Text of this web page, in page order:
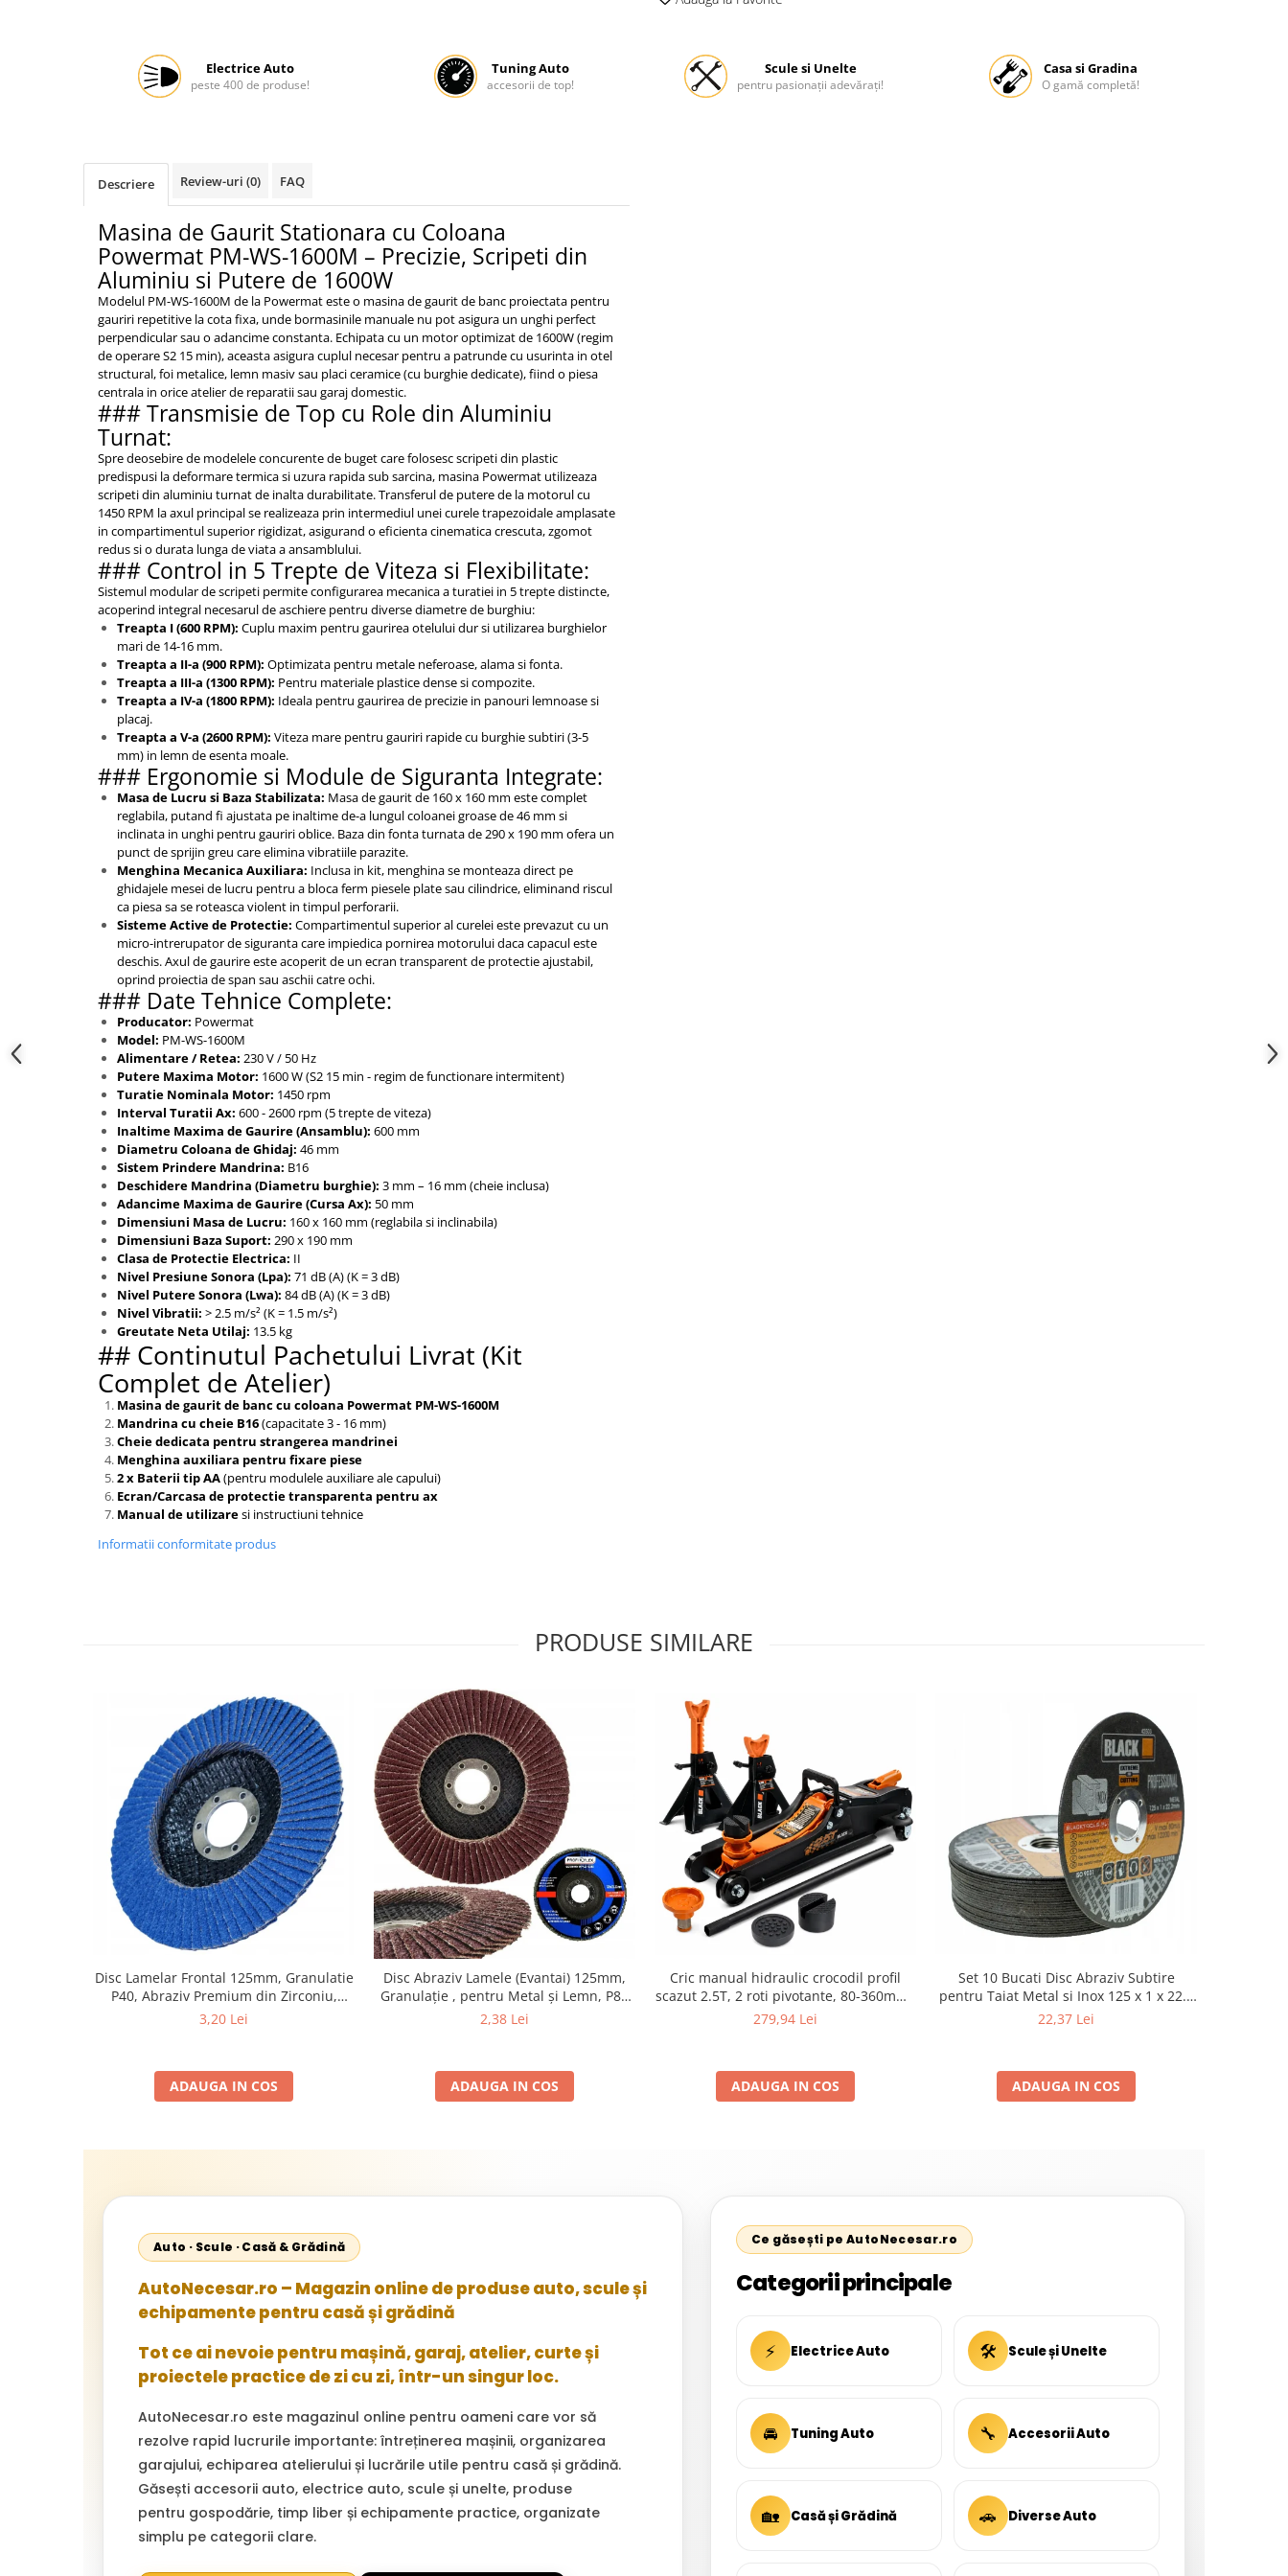
Tunuri de caldura si aeroteme
Utilaje constructie
Electrice Auto
peste 400 de produse!
Tuning Auto
accesorii de top!
Scule si Unelte
pentru pasionații adevărați!
Casa si Gradina
O gamă completă!
Descriere Review-uri (0) FAQ
Masina de Gaurit Stationara cu Coloana
Powermat PM-WS-1600M – Precizie, Scripeti din
Aluminiu si Putere de 1600W
Modelul PM-WS-1600M de la Powermat este o masina de gaurit de banc proiectata pentru
gauriri repetitive la cota fixa, unde bormasinile manuale nu pot asigura un unghi perfect
perpendicular sau o adancime constanta. Echipata cu un motor optimizat de 1600W (regim
de operare S2 15 min), aceasta asigura cuplul necesar pentru a patrunde cu usurinta in otel
structural, foi metalice, lemn masiv sau placi ceramice (cu burghie dedicate), fiind o piesa
centrala in orice atelier de reparatii sau garaj domestic.
### Transmisie de Top cu Role din Aluminiu
Turnat:
Spre deosebire de modelele concurente de buget care folosesc scripeti din plastic
predispusi la deformare termica si uzura rapida sub sarcina, masina Powermat utilizeaza
scripeti din aluminiu turnat de inalta durabilitate. Transferul de putere de la motorul cu
1450 RPM la axul principal se realizeaza prin intermediul unei curele trapezoidale amplasate
in compartimentul superior rigidizat, asigurand o eficienta cinematica crescuta, zgomot
redus si o durata lunga de viata a ansamblului.
### Control in 5 Trepte de Viteza si Flexibilitate:
Sistemul modular de scripeti permite configurarea mecanica a turatiei in 5 trepte distincte,
acoperind integral necesarul de aschiere pentru diverse diametre de burghiu:
Treapta I (600 RPM): Cuplu maxim pentru gaurirea otelului dur si utilizarea burghielor
mari de 14-16 mm.
Treapta a II-a (900 RPM): Optimizata pentru metale neferoase, alama si fonta.
Treapta a III-a (1300 RPM): Pentru materiale plastice dense si compozite.
Treapta a IV-a (1800 RPM): Ideala pentru gaurirea de precizie in panouri lemnoase si
placaj.
Treapta a V-a (2600 RPM): Viteza mare pentru gauriri rapide cu burghie subtiri (3-5
mm) in lemn de esenta moale.
### Ergonomie si Module de Siguranta Integrate:
Masa de Lucru si Baza Stabilizata: Masa de gaurit de 160 x 160 mm este complet
reglabila, putand fi ajustata pe inaltime de-a lungul coloanei groase de 46 mm si
inclinata in unghi pentru gauriri oblice. Baza din fonta turnata de 290 x 190 mm ofera un
punct de sprijin greu care elimina vibratiile parazite.
Menghina Mecanica Auxiliara: Inclusa in kit, menghina se monteaza direct pe
ghidajele mesei de lucru pentru a bloca ferm piesele plate sau cilindrice, eliminand riscul
ca piesa sa se roteasca violent in timpul perforarii.
Sisteme Active de Protectie: Compartimentul superior al curelei este prevazut cu un
micro-intrerupator de siguranta care impiedica pornirea motorului daca capacul este
deschis. Axul de gaurire este acoperit de un ecran transparent de protectie ajustabil,
oprind proiectia de span sau aschii catre ochi.
### Date Tehnice Complete:
Producator: Powermat
Model: PM-WS-1600M
Alimentare / Retea: 230 V / 50 Hz
Putere Maxima Motor: 1600 W (S2 15 min - regim de functionare intermitent)
Turatie Nominala Motor: 1450 rpm
Interval Turatii Ax: 600 - 2600 rpm (5 trepte de viteza)
Inaltime Maxima de Gaurire (Ansamblu): 600 mm
Diametru Coloana de Ghidaj: 46 mm
Sistem Prindere Mandrina: B16
Deschidere Mandrina (Diametru burghie): 3 mm – 16 mm (cheie inclusa)
Adancime Maxima de Gaurire (Cursa Ax): 50 mm
Dimensiuni Masa de Lucru: 160 x 160 mm (reglabila si inclinabila)
Dimensiuni Baza Suport: 290 x 190 mm
Clasa de Protectie Electrica: II
Nivel Presiune Sonora (Lpa): 71 dB (A) (K = 3 dB)
Nivel Putere Sonora (Lwa): 84 dB (A) (K = 3 dB)
Nivel Vibratii: > 2.5 m/s² (K = 1.5 m/s²)
Greutate Neta Utilaj: 13.5 kg
## Continutul Pachetului Livrat (Kit
Complet de Atelier)
Masina de gaurit de banc cu coloana Powermat PM-WS-1600M
Mandrina cu cheie B16(capacitate 3 - 16 mm)
Cheie dedicata pentru strangerea mandrinei
Menghina auxiliara pentru fixare piese
2 x Baterii tip AA(pentru modulele auxiliare ale capului)
Ecran/Carcasa de protectie transparenta pentru ax
Manual de utilizaresi instructiuni tehnice
Informatii conformitate produs
PRODUSE SIMILARE
Disc Lamelar Frontal 125mm, Granulatie
P40, Abraziv Premium din Zirconiu,
Prindere 22.23mm, Viteza Maxima 13300
3,20 Lei
ADAUGA IN COS
Disc Abraziv Lamele (Evantai) 125mm,
Granulație , pentru Metal și Lemn, P80
125x22.2mm
2,38 Lei
ADAUGA IN COS
Cric manual hidraulic crocodil profil
scazut 2.5T, 2 roti pivotante, 80-360mm+
set 2 capre auto pentru sprijin 3T cu pin
279,94 Lei
ADAUGA IN COS
Set 10 Bucati Disc Abraziv Subtire
pentru Taiat Metal si Inox 125 x 1 x 22.2
mm, Profil Plat Heavy-Duty (Model
22,37 Lei
ADAUGA IN COS
Auto · Scule · Casă & Grădină
AutoNecesar.ro – Magazin online de produse auto, scule și
echipamente pentru casă și grădină
Tot ce ai nevoie pentru mașină, garaj, atelier, curte și
proiectele practice de zi cu zi, într-un singur loc.
AutoNecesar.ro este magazinul online pentru oameni care vor să
rezolve rapid lucrurile importante: întreținerea mașinii, organizarea
garajului, echiparea atelierului și lucrările utile pentru casă și grădină.
Găsești accesorii auto, electrice auto, scule și unelte, produse
pentru gospodărie, timp liber și echipamente practice, organizate
simplu pe categorii clare.
Ce găsești pe AutoNecesar.ro
Categorii principale
⚡ Electrice Auto 🛠 Scule și Unelte
🚘 Tuning Auto 🔧 Accesorii Auto
🏡 Casă și Grădină 🚗 Diverse Auto